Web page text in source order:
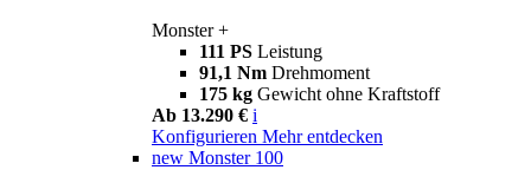
Monster +
111 PS Leistung
91,1 Nm Drehmoment
175 kg Gewicht ohne Kraftstoff
Ab 13.290 € i
Konfigurieren Mehr entdecken
new Monster 100